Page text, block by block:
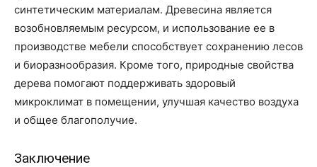
синтетическим материалам. Древесина является
возобновляемым ресурсом, и использование ее в
производстве мебели способствует сохранению лесов
и биоразнообразия. Кроме того, природные свойства
дерева помогают поддерживать здоровый
микроклимат в помещении, улучшая качество воздуха
и общее благополучие.
Заключение